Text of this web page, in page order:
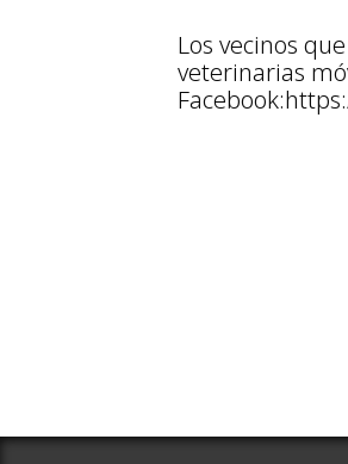
Los vecinos
veterinarias